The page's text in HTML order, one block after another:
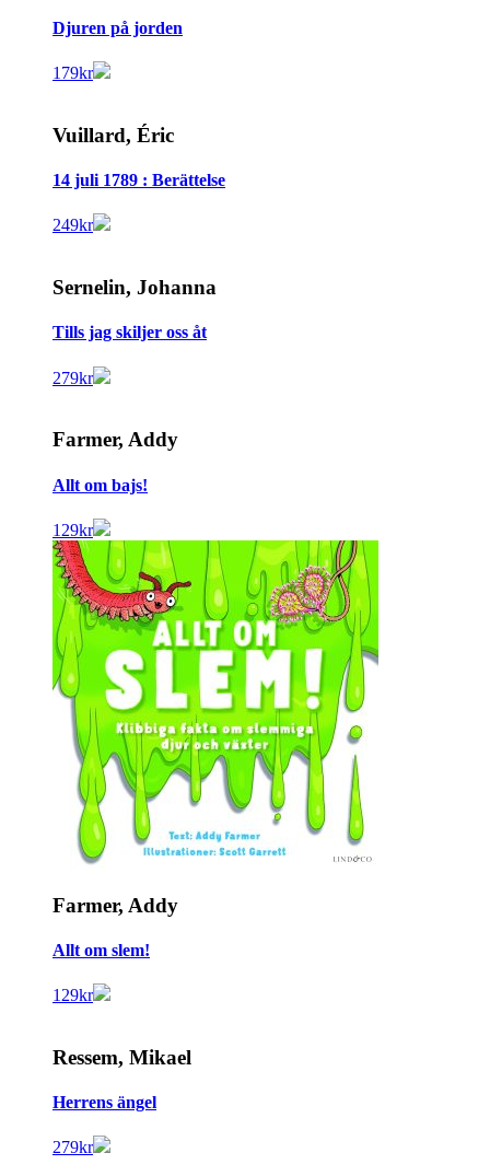
Djuren på jorden
179kr
Vuillard, Éric
14 juli 1789 : Berättelse
249kr
Sernelin, Johanna
Tills jag skiljer oss åt
279kr
Farmer, Addy
Allt om bajs!
129kr
Farmer, Addy
Allt om slem!
129kr
Ressem, Mikael
Herrens ängel
279kr